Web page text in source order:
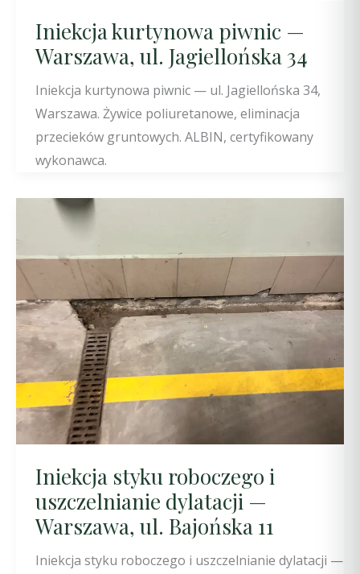
Iniekcja kurtynowa piwnic —
Warszawa, ul. Jagiellońska 34
Iniekcja kurtynowa piwnic — ul. Jagiellońska 34,
Warszawa. Żywice poliuretanowe, eliminacja
przecieków gruntowych. ALBIN, certyfikowany
wykonawca.
Iniekcja styku roboczego i
uszczelnianie dylatacji —
Warszawa, ul. Bajońska 11
Iniekcja styku roboczego i uszczelnianie dylatacji —